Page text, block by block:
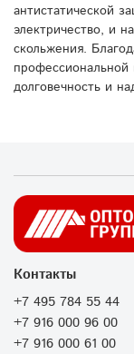
антистатической
электричество, и
скольжения.
профессиональной
долговечность и
Контакты
+7 495 784 55 44
+7 916 000 96 00
+7 916 000 61 00